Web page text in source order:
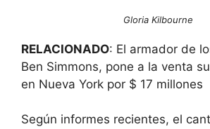
Gloria Kilbourne
RELACIONADO: El armador de
Ben Simmons, pone a la venta
en Nueva York por $ 17 millones
Según informes recientes, el